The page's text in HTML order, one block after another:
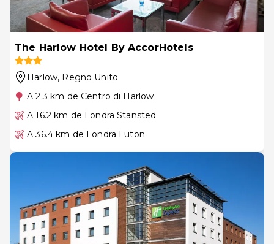
The Harlow Hotel By AccorHotels
Harlow, Regno Unito
A 2.3 km de Centro di Harlow
A 16.2 km de Londra Stansted
A 36.4 km de Londra Luton